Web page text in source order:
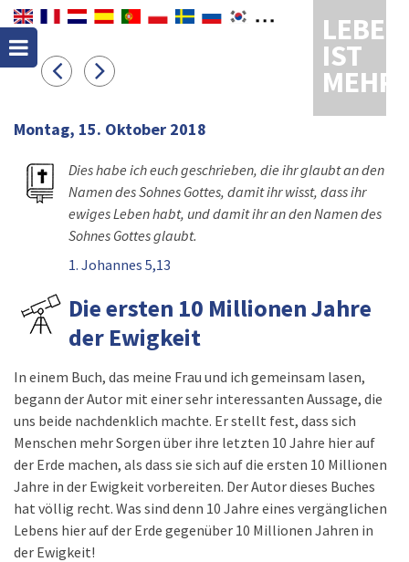
LEBEN
IST
MEHR
Montag, 15. Oktober 2018
Dies habe ich euch geschrieben, die ihr glaubt an den
Namen des Sohnes Gottes, damit ihr wisst, dass ihr
ewiges Leben habt, und damit ihr an den Namen des
Sohnes Gottes glaubt.
1. Johannes 5,13
Die ersten 10 Millionen Jahre
der Ewigkeit
In einem Buch, das meine Frau und ich gemeinsam lasen,
begann der Autor mit einer sehr interessanten Aussage, die
uns beide nachdenklich machte. Er stellt fest, dass sich
Menschen mehr Sorgen über ihre letzten 10 Jahre hier auf
der Erde machen, als dass sie sich auf die ersten 10 Millionen
Jahre in der Ewigkeit vorbereiten. Der Autor dieses Buches
hat völlig recht. Was sind denn 10 Jahre eines vergänglichen
Lebens hier auf der Erde gegenüber 10 Millionen Jahren in
der Ewigkeit!